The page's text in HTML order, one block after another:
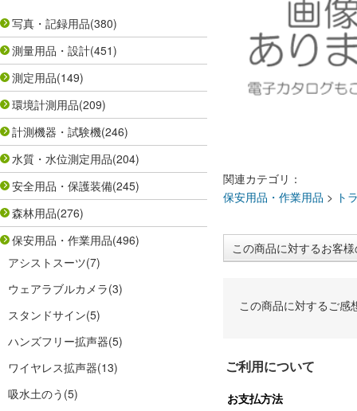
写真・記録用品(380)
測量用品・設計(451)
測定用品(149)
環境計測用品(209)
計測機器・試験機(246)
水質・水位測定用品(204)
安全用品・保護装備(245)
森林用品(276)
保安用品・作業用品(496)
アシストスーツ(7)
ウェアラブルカメラ(3)
スタンドサイン(5)
ハンズフリー拡声器(5)
ワイヤレス拡声器(13)
吸水土のう (5)
関連カテゴリ：
保安用品・作業用品 > ト
この商品に対するお客
この商品に対するご感
ご利用について
お支払方法